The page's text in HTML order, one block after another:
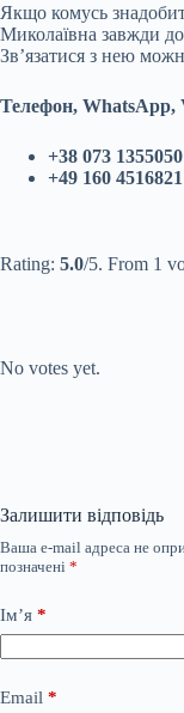
Якщо комусь
Миколаївна завжди
Зв’язатися з нею
Телефон, WhatsApp,
+38 073 1355050
+49 160 4516821
Rating: 5.0/5. From 1
No votes yet.
Залишити відповідь
Ваша e-mail адреса не
позначені *
Ім’я *
Email *